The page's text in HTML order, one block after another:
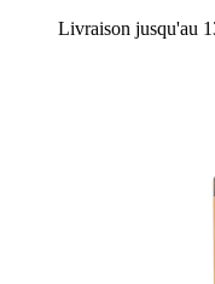
Livraison jusqu'au